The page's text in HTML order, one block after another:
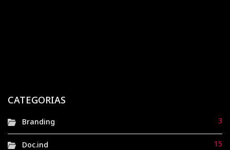
Doc.ind
CATEGORIAS
Branding 3
Doc.ind 15